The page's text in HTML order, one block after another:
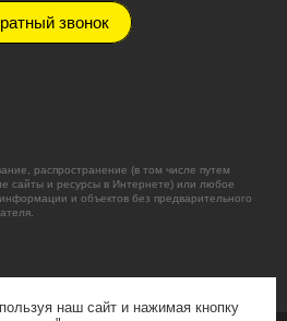
звонок
распространение (в том числе путем
сайты и ресурсы в Интернете) или любое
и объектов без предварительного
наш сайт и нажимая кнопку